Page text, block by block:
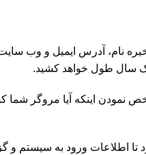
نام، آدرس ایمیل و وب
یک سال طول خواهد کشید.
نمودن اینکه آیا
تا اطلاعات ورود به